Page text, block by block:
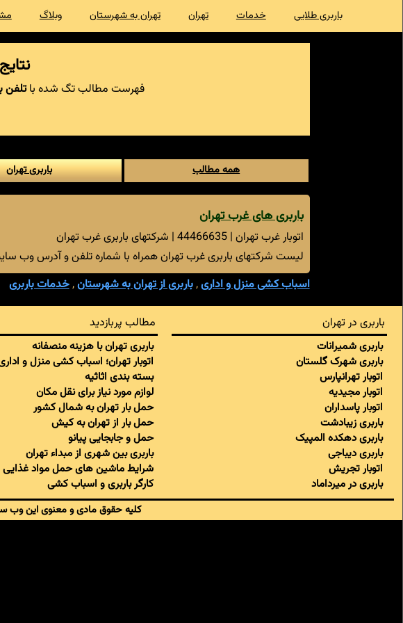
باربری طلایی خدمات تهران تهران به شهرستان وبلاگ
فهرست مطالب تگ شده باتلفن
همه مطالب باربری تهران
باربری های غرب تهران
اتوبار غرب تهران | 44466635 | شرکتهای باربری غرب تهران
لیست شرکتهای باربری غرب تهران همراه با شماره تلفن و آدرس وب
اسباب کشی منزل و اداری,باربری از تهران به شهرستان,خدمات باربری
باربری در تهران
باربری شمیرانات
باربری شهرک گلستان
اتوبار تهرانپارس
اتوبار مجیدیه
اتوبار پاسداران
باربری زیبادشت
باربری دهکده المپیک
باربری دیباجی
اتوبار تجریش
باربری در میرداماد
مطالب پربازدید
باربری تهران با هزینه منصفانه
اتوبار تهران؛ اسباب کشی منزل و
بسته بندی اثاثیه
لوازم مورد نیاز برای نقل مکان
حمل بار تهران به شمال کشور
حمل بار از تهران به کیش
حمل و جابجایی پیانو
باربری بین شهری از مبداء تهران
شرایط ماشین های حمل مواد غذایی
کارگر باربری و اسباب کشی
کلیه حقوق مادی و معنوی این وب